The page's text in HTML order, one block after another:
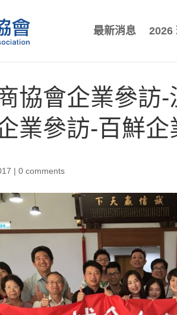
最新消息 2026
協會企業參訪
業參訪-百鮮企
|0 comments